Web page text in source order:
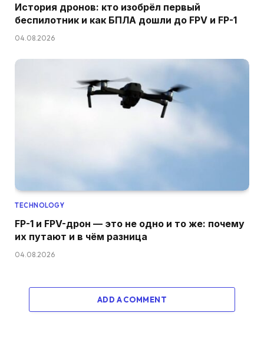
История дронов: кто изобрёл первый
беспилотник и как БПЛА дошли до FPV и FP-1
04.08.2026
TECHNOLOGY
FP-1 и FPV-дрон — это не одно и то же: почему
их путают и в чём разница
04.08.2026
ADD A COMMENT